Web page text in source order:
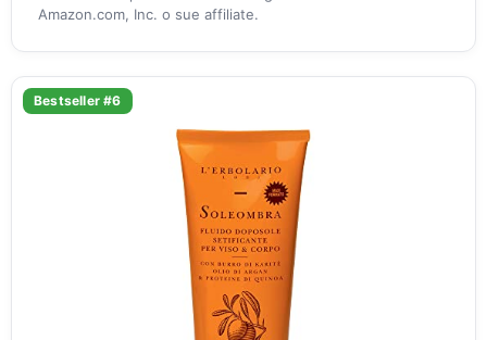
Amazon.com, Inc. o sue affiliate.
Bestseller #6